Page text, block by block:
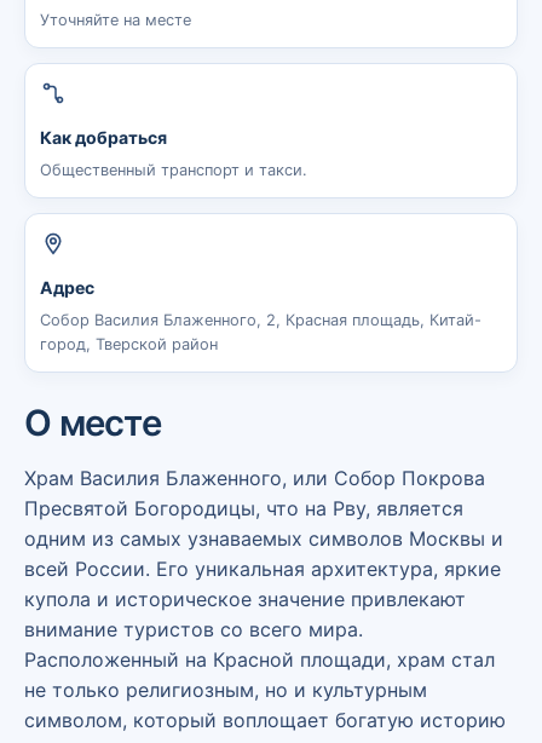
Уточняйте на месте
Как добраться
Общественный транспорт и такси.
Адрес
Собор Василия Блаженного, 2, Красная площадь, Китай-
город, Тверской район
О месте
Храм Василия Блаженного, или Собор Покрова
Пресвятой Богородицы, что на Рву, является
одним из самых узнаваемых символов Москвы и
всей России. Его уникальная архитектура, яркие
купола и историческое значение привлекают
внимание туристов со всего мира.
Расположенный на Красной площади, храм стал
не только религиозным, но и культурным
символом, который воплощает богатую историю